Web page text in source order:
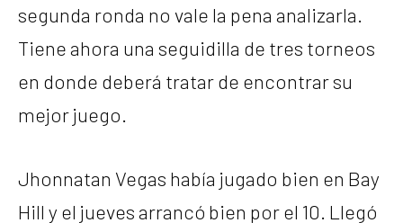
segunda ronda no vale la pena analizarla.
Tiene ahora una seguidilla de tres torneos
en donde deberá tratar de encontrar su
mejor juego.
Jhonnatan Vegas había jugado bien en Bay
Hill y el jueves arrancó bien por el 10. Llegó